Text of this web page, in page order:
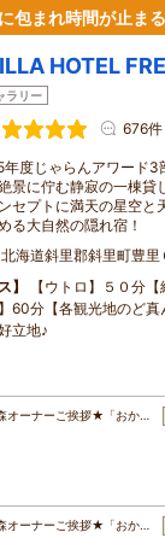
包まれ時間が止ま
HOTEL
ラリー
676件
度じゃらんアワード3
景に佇む静寂の一棟貸
セプトに満天の星空
る大自然の隠れ宿！
北海道斜里郡斜里町豊里
【ウトロ】５０分
60分【各観光地のど真
立地♪
オーナーご挨拶★「おか…
オーナーご挨拶★「おか…